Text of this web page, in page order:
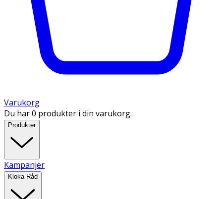
Varukorg
Du har 0 produkter i din varukorg.
Produkter
Kampanjer
Kloka Råd